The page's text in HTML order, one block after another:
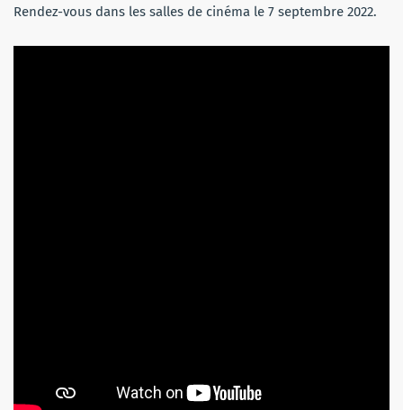
Rendez-vous dans les salles de cinéma le 7 septembre 2022.